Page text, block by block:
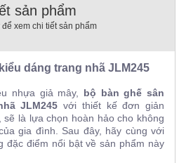
sản phẩm
để xem chi tiết sản phẩm
dáng trang nhã JLM245
nhựa giả mây, bộ bàn ghế sân
JLM245 với thiết kế đơn giản
là lựa chọn hoàn hảo cho không
gia đình. Sau đây, hãy cùng với
đặc điểm nổi bật về sản phẩm này